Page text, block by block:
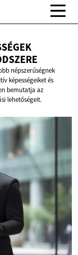
népszerűségnek
képességeiket és
bemutatja az
lehetőségeit.